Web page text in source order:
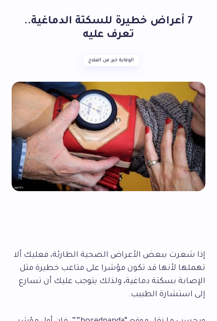
7 أعراض خطيرة للسكتة الدماغية..
تعرف عليه
الوقاية خير من العلاج
إذا شعرت ببعض الأعراض الصحية الطارئة، فعليك ألا
تهملها لأنها قد تكون مؤشرا على متاعب خطيرة مثل
الإصابة بسكتة دماغية، ولذلك يتوجب عليك أن تسارع
إلى استشارة الطبيب.